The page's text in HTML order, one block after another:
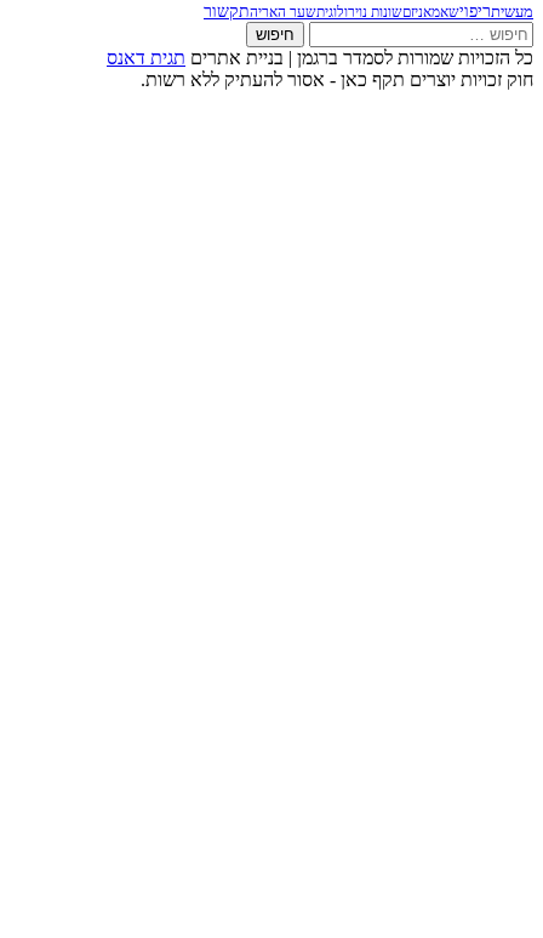
שער האריהתקשור
ברגמן | בניית אתריםתגית דאנס
- אסור להעתיק ללא רשות.